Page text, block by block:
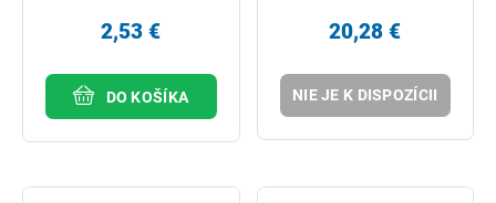
2,53 €
DO KOŠÍKA
20,28 €
NIE JE K DISPOZÍCII